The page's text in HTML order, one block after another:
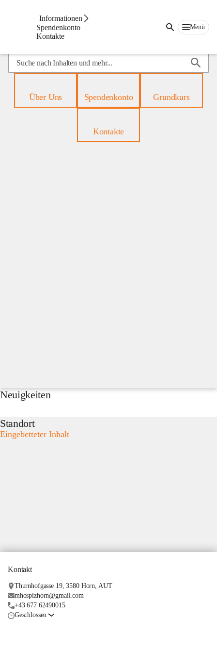
Informationen
Spendenkonto
Kontakte
Menü
Suche
nach
mehr...Über Uns Spendenkonto Grundkurs
Kontakte
Neuigkeiten
Standort
Eingebetteter Inhalt
Kontakt
Thurnhofgasse 19, 3580 Horn, AUT
mhospizhorn@gmail.com
+43 677 62490015
Geschlossen